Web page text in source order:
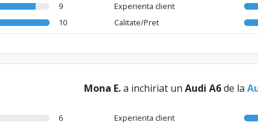
9 Experienta client
10 Calitate/Pret
Mona E.a inchiriat un Audi A6de la
6 Experienta client